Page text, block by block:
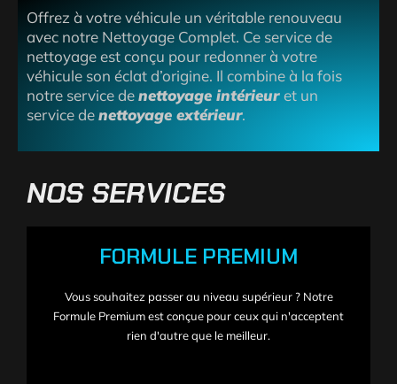
Offrez à votre véhicule un véritable renouveau
avec notre Nettoyage Complet. Ce service de
nettoyage est conçu pour redonner à votre
véhicule son éclat d’origine. Il combine à la fois
notre service denettoyage intérieuret un
service denettoyage extérieur.
NOS SERVICES
FORMULE PREMIUM
Vous souhaitez passer au niveau supérieur ? Notre
Formule Premium est conçue pour ceux qui n'acceptent
rien d'autre que le meilleur.